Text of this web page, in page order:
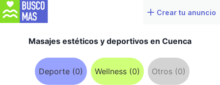
Crear tu anuncio
Masajes estéticos y deportivos en Cuenca
Deporte (0) Wellness (0) Otros (0)